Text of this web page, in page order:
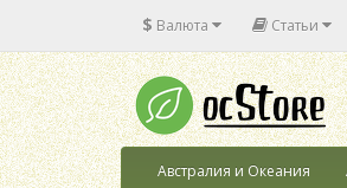
$ Валюта Статьи
Австралия и Океания